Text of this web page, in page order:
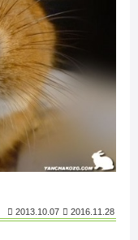
2013.10.07 2016.11.28